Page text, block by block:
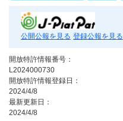
公開公報を見る 登録公報を見る
開放特許情報番号：
L2024000730
開放特許情報登録日：
2024/4/8
最新更新日：
2024/4/8